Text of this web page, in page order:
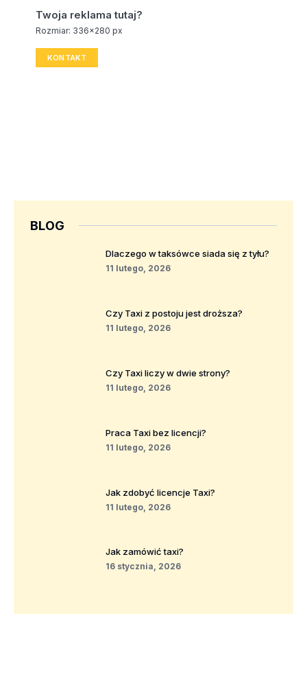
Twoja reklama tutaj?
Rozmiar: 336x280 px
KONTAKT
BLOG
Dlaczego w taksówce siada się z tyłu?
11 lutego, 2026
Czy Taxi z postoju jest droższa?
11 lutego, 2026
Czy Taxi liczy w dwie strony?
11 lutego, 2026
Praca Taxi bez licencji?
11 lutego, 2026
Jak zdobyć licencje Taxi?
11 lutego, 2026
Jak zamówić taxi?
16 stycznia, 2026